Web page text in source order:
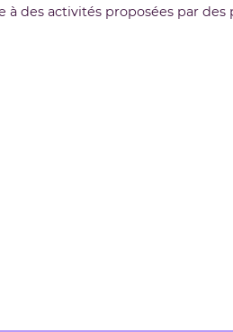
des activités proposées par des